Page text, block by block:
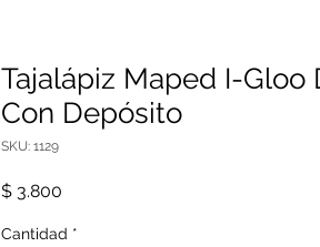
Tajalápiz Maped I-Gloo
Con Depósito
SKU: 1129
$ 3.800
Cantidad *